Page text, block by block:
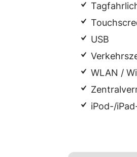
USB
WLAN /
iPod-/